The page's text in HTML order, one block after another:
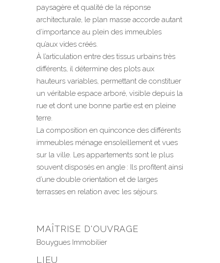
paysagère et qualité de la réponse
architecturale, le plan masse accorde autant
d’importance au plein des immeubles
qu’aux vides créés.
À l’articulation entre des tissus urbains très
différents, il détermine des plots aux
hauteurs variables, permettant de constituer
un véritable espace arboré, visible depuis la
rue et dont une bonne partie est en pleine
terre.
La composition en quinconce des différents
immeubles ménage ensoleillement et vues
sur la ville. Les appartements sont le plus
souvent disposés en angle : Ils profitent ainsi
d’une double orientation et de larges
terrasses en relation avec les séjours.
MAÎTRISE D'OUVRAGE
Bouygues Immobilier
LIEU